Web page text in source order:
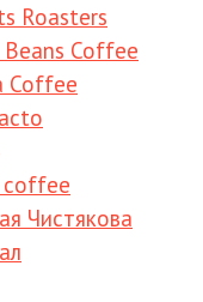
Roasters
Coffee
Coffee
coffee
Чистякова